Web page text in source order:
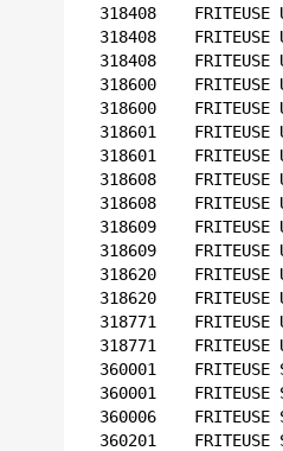
318408
318408
318408
318600
318600
318601
318601
318608
318608
318609
318609
318620
318620
318771
318771
360001
360001
360006
360201